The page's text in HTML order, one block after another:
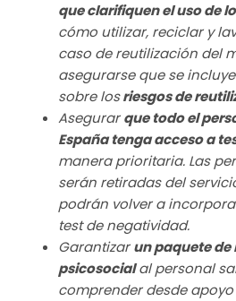
que clarifiquen el uso de
cómo utilizar, reciclar y
caso de reutilización del
asegurarse que se
sobre losriesgos de
Asegurarque todo el
España tenga acceso a
manera prioritaria. Las
serán retiradas del
podrán volver a
test de negatividad.
Garantizarun paquete
psicosocialal personal
comprender desde